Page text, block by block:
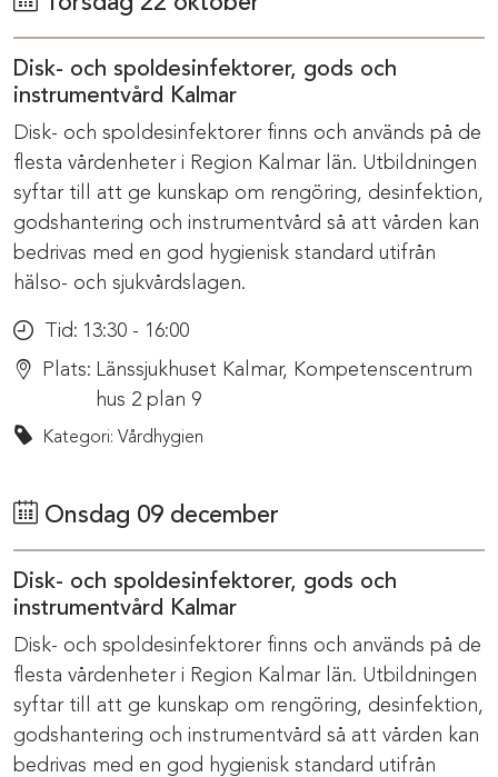
Disk- och spoldesinfektorer, gods och
instrumentvård Kalmar
Disk- och spoldesinfektorer finns och används på de
flesta vårdenheter i Region Kalmar län. Utbildningen
syftar till att ge kunskap om rengöring, desinfektion,
godshantering och instrumentvård så att vården kan
bedrivas med en god hygienisk standard utifrån
hälso- och sjukvårdslagen.
Tid: 13:30 - 16:00
Plats: Länssjukhuset Kalmar, Kompetenscentrum
hus 2 plan 9
Kategori: Vårdhygien
Onsdag 09 december
Disk- och spoldesinfektorer, gods och
instrumentvård Kalmar
Disk- och spoldesinfektorer finns och används på de
flesta vårdenheter i Region Kalmar län. Utbildningen
syftar till att ge kunskap om rengöring, desinfektion,
godshantering och instrumentvård så att vården kan
bedrivas med en god hygienisk standard utifrån